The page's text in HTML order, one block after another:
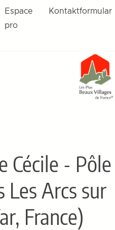
Espace
pro
Kontaktformular
Cécile - Pôle
Les Arcs sur
France)